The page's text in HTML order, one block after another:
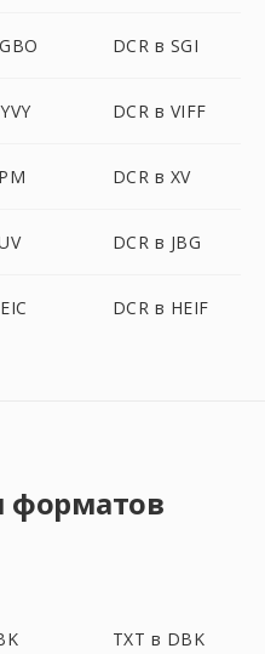
DCR в SGI
DCR в VIFF
DCR в XV
DCR в JBG
DCR в HEIF
форматов
TXT в DBK